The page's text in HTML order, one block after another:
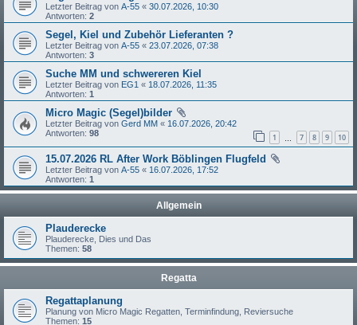
Letzter Beitrag von A-55 « 30.07.2026, 10:30
Antworten: 2
Segel, Kiel und Zubehör Lieferanten ?
Letzter Beitrag von A-55 « 23.07.2026, 07:38
Antworten: 3
Suche MM und schwereren Kiel
Letzter Beitrag von EG1 « 18.07.2026, 11:35
Antworten: 1
Micro Magic (Segel)bilder
Letzter Beitrag von Gerd MM « 16.07.2026, 20:42
Antworten: 98 1 7 8 9 10
15.07.2026 RL After Work Böblingen Flugfeld
Letzter Beitrag von A-55 « 16.07.2026, 17:52
Antworten: 1
Allgemein
Plauderecke
Plauderecke, Dies und Das
Themen: 58
Regatta
Regattaplanung
Planung von Micro Magic Regatten, Terminfindung, Reviersuche
Themen: 15